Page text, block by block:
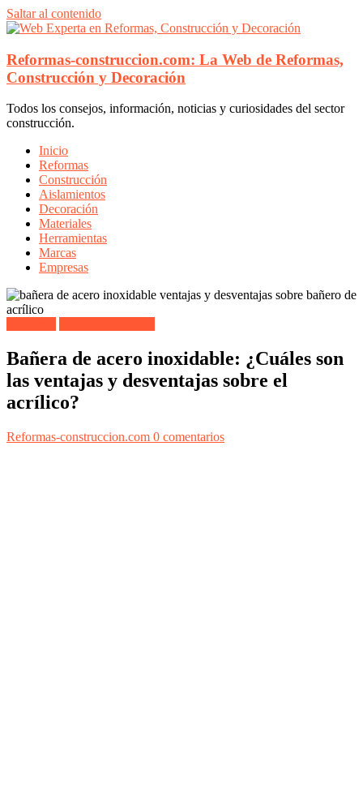
Saltar al contenido
Reformas-construccion.com: La Web de Reformas,
Construcción y Decoración
Todos los consejos, información, noticias y curiosidades del sector
construcción.
Inicio
Reformas
Construcción
Aislamientos
Decoración
Materiales
Herramientas
Marcas
Empresas
Bañera de acero inoxidable: ¿Cuáles son
las ventajas y desventajas sobre el
acrílico?
Reformas-construccion.com 0 comentarios